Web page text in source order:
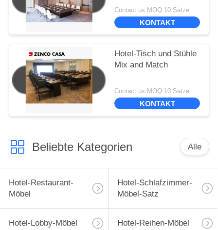
großer Konferenztisch
Contact us MOQ:10 Sätze
KONTAKT
Hotel-Tisch und Stühle
Mix and Match
Contact us MOQ:10 Sätze
KONTAKT
Beliebte Kategorien Alle
Hotel-Restaurant-
Möbel
Hotel-Schlafzimmer-
Möbel-Satz
Hotel-Lobby-Möbel Hotel-Reihen-Möbel